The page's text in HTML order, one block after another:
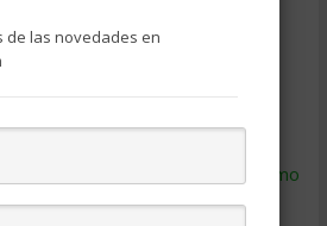
vez que comente.
reducir el spam.
Aprende cómo
tus comentarios.
de las novedades en